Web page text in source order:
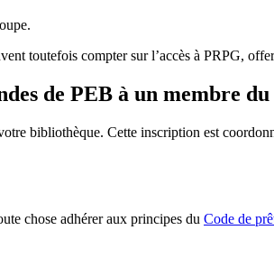
toutefois compter sur l’accès à PRPG,
de PEB à un membre
bibliothèque. Cette inscription est
chose adhérer aux principes du Code de